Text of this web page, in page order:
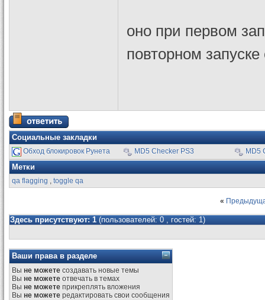
оно при первом
повторном запуске
Социальные закладки
Обход блокировок Рунета MD5 Checker PS3 MD5
Метки
qa flagging , toggle qa
«
Здесь присутствуют: 1 (пользователей: 0 , гостей: 1)
Ваши права в разделе
Вы не можете создавать новые темы
Вы не можете отвечать в темах
Вы не можете прикреплять вложения
Вы не можете редактировать свои сообщения